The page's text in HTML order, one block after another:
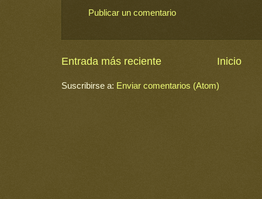
Publicar un comentario
Entrada más reciente Inicio
Suscribirse a: Enviar comentarios (Atom)